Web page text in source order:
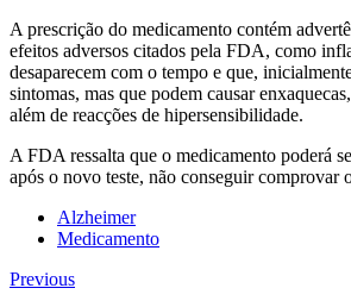
A prescrição do medicamento contém
efeitos adversos citados pela FDA, como
desaparecem com o tempo e que,
sintomas, mas que podem causar
além de reacções de hipersensibilidade.
A FDA ressalta que o medicamento poderá
após o novo teste, não conseguir comprovar
Alzheimer
Medicamento
Previous